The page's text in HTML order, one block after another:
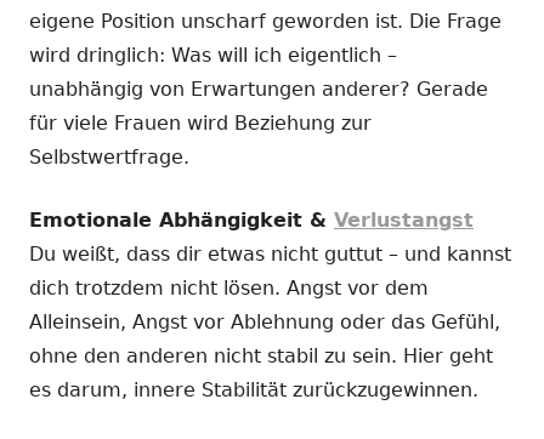
eigene Position unscharf geworden ist. Die Frage
wird dringlich: Was will ich eigentlich –
unabhängig von Erwartungen anderer? Gerade
für viele Frauen wird Beziehung zur
Selbstwertfrage.
Emotionale Abhängigkeit & Verlustangst
Du weißt, dass dir etwas nicht guttut – und kannst
dich trotzdem nicht lösen. Angst vor dem
Alleinsein, Angst vor Ablehnung oder das Gefühl,
ohne den anderen nicht stabil zu sein. Hier geht
es darum, innere Stabilität zurückzugewinnen.